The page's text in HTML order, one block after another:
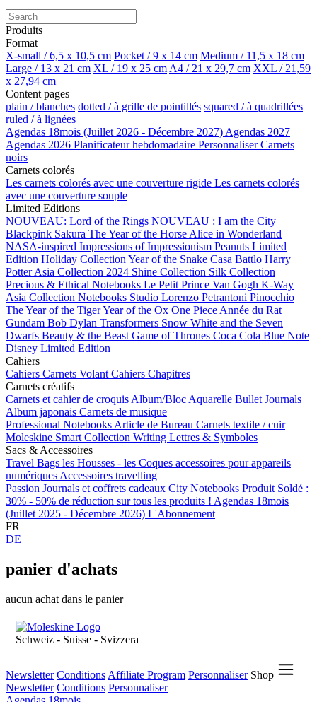
Produits
Format
X-small / 6,5 x 10,5 cm Pocket / 9 x 14 cm Medium / 11,5 x 18 cm
Large / 13 x 21 cm XL / 19 x 25 cm A4 / 21 x 29,7 cm XXL / 21,59
x 27,94 cm
Content pages
plain / blanches dotted / à grille de pointillés squared / à quadrillées
ruled / à lignées
Agendas 18mois (Juillet 2026 - Décembre 2027) Agendas 2027
Agendas 2026 Planificateur hebdomadaire PersonnaliserCarnets
noirs
Carnets colorés
Les carnets colorés avec une couverture rigide Les carnets colorés
avec une couverture souple
Limited Editions
NOUVEAU: Lord of the Rings NOUVEAU : I am the City
Blackpink Sakura The Year of the Horse Alice in Wonderland
NASA-inspired Impressions of Impressionism Peanuts Limited
Edition Holiday Collection Year of the Snake Casa Battlo Harry
PotterAsia Collection 2024 Shine Collection Silk Collection
Precious & Ethical Notebooks Le Petit Prince Van Gogh K-Way
Asia Collection Notebooks Studio Lorenzo Petrantoni Pinocchio
The Year of the TigerYear of the Ox One Piece Année du Rat
Gundam Bob Dylan Transformers Snow White and the Seven
Dwarfs Beauty & the Beast Game of Thrones Coca Cola Blue Note
Disney Limited Edition
Cahiers
Cahiers Carnets Volant Cahiers Chapitres
Carnets créatifs
Carnets et cahier de croquis Album/Bloc Aquarelle Bullet Journals
Album japonais Carnets de musique
Professional Notebooks Article de Bureau Carnets textile / cuir
Moleskine Smart Collection Writing Lettres & Symboles
Sacs & Accessoires
Travel Bags les Housses - les Coques accessoires pour appareils
numériques Accessoires travelling
Passion Journals et coffrets cadeaux City Notebooks Produit Soldé :
30% - 50% de réduction sur tous les produits ! Agendas 18mois
(Juillet 2025 - Décembre 2026) L'Abonnement
FR
DE
panier d'achats
aucun achat dans le panier
Schweiz - Suisse - Svizzera
Newsletter Conditions Affiliate Program Personnaliser Shop
Newsletter Conditions Personnaliser